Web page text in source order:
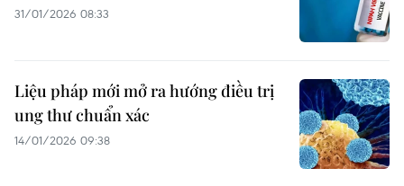
31/01/2026 08:33
Liệu pháp mới mở ra hướng điều trị
ung thư chuẩn xác
14/01/2026 09:38